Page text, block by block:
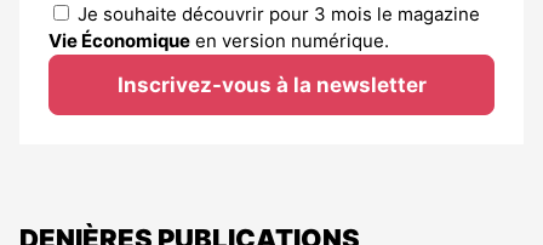
Je souhaite découvrir pour 3 mois le magazine
Vie Économique en version numérique.
Inscrivez-vous à la newsletter